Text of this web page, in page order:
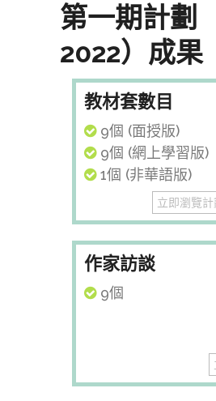
第一期計劃
2022）成果
教材套數目
9個 (面授版)
9個 (網上學習版)
1個 (非華語版)
立即瀏覽
作家訪談
9個